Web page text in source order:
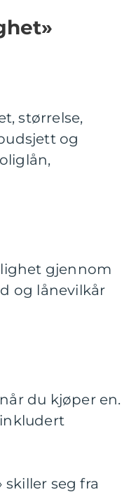
størrelse,
og
gjennom
og lånevilkår
du kjøper en.
seg fra